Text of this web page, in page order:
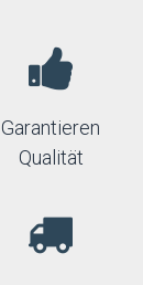
Garantieren
Qualität